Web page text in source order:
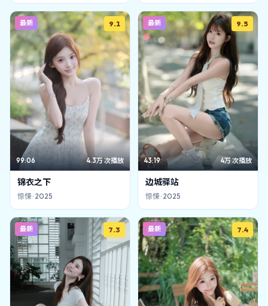
最新 9.1
99:06 4.3万次播放
锦衣之下
惊悚· 2025
最新 9.5
43:19 4万 次播放
边城驿站
惊悚· 2025
最新 7.3 最新 7.4